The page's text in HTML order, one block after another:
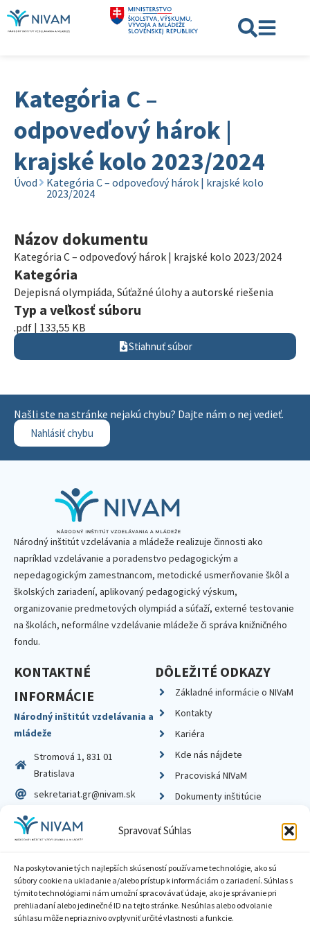
Spravovať Súhlas
Na poskytovanie tých najlepších skúseností používame technológie, ako sú
súbory cookie na ukladanie a/alebo prístup k informáciám o zariadení. Súhlas s
týmito technológiami nám umožní spracovávať údaje, ako je správanie pri
prehliadaní alebo jedinečné ID na tejto stránke. Nesúhlas alebo odvolanie
súhlasu môže nepriaznivo ovplyvniť určité vlastnosti a funkcie.
Kategória C –
odpoveďový hárok |
krajské kolo 2023/2024
Úvod
Kategória C – odpoveďový hárok | krajské kolo
2023/2024
Názov dokumentu
Kategória C – odpoveďový hárok | krajské kolo 2023/2024
Kategória
Dejepisná olympiáda, Súťažné úlohy a autorské riešenia
Typ a veľkosť súboru
.pdf | 133,55 KB
Stiahnuť súbor
Našli ste na stránke nejakú chybu? Dajte nám o nej vedieť.
Nahlásiť chybu
Národný inštitút vzdelávania a mládeže realizuje činnosti ako
napríklad vzdelávanie a poradenstvo pedagogickým a
nepedagogickým zamestnancom, metodické usmerňovanie škôl a
školských zariadení, aplikovaný pedagogický výskum,
organizovanie predmetových olympiád a súťaží, externé testovanie
na školách, neformálne vzdelávanie mládeže či správa knižničného
fondu.
KONTAKTNÉ
INFORMÁCIE
Národný inštitút vzdelávania a
mládeže
Stromová 1, 831 01
Bratislava
sekretariat.gr@nivam.sk
IČO: 00164348
DIČ: 2020798714
DÔLEŽITÉ ODKAZY
Základné informácie o NIVaM
Kontakty
Kariéra
Kde nás nájdete
Pracoviská NIVaM
Dokumenty inštitúcie
Zásady ochrany súkromia